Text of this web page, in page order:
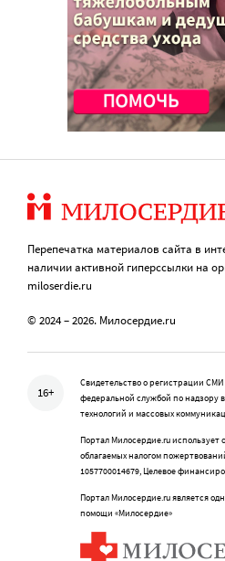
Перепечатка материалов сайта в
наличии активной гиперссылки на
miloserdie.ru
© 2024 – 2026. Милосердие.ru
16+
Свидетельство о регистрации
федеральной службой по
технологий и массовых
Портал Милосердие.ru использует
облагаемых налогом
1057700014679, Целевое
Портал Милосердие.ru является
помощи «Милосердие»